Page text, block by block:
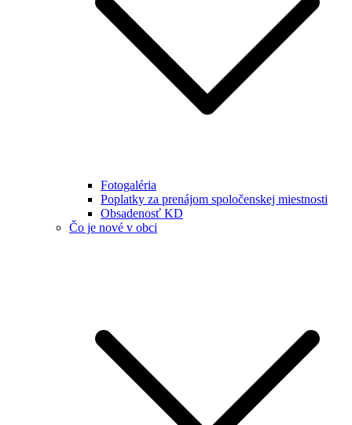
Fotogaléria
Poplatky za prenájom spoločenskej miestnosti
Obsadenosť KD
Čo je nové v obci